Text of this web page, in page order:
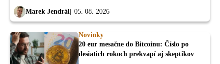
Marek Jendrál 05. 08. 2026
Novinky
20 eur mesačne do Bitcoinu: Číslo po
desiatich rokoch prekvapí aj skeptikov